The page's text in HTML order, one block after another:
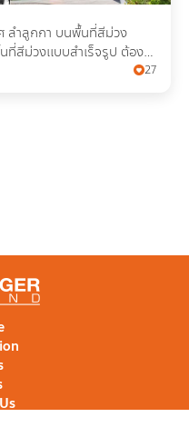
ลำลูกกา บนพื้นที่สีม่วง
ที่สีม่วงแบบสำเร็จรูป ต้องรู้
.4
27